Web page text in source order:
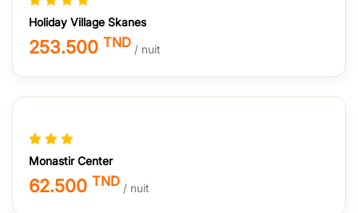
Holiday Village Skanes
253.500 TND / nuit
Monastir Center
62.500 TND / nuit